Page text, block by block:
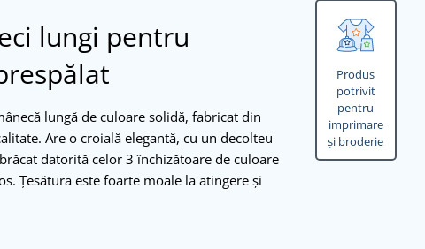
Produs
potrivit
pentru
imprimare
și broderie
lungi pentru
lungă de culoare solidă, fabricat din
Are o croială elegantă, cu un decolteu
datorită celor 3 închizătoare de culoare
Țesătura este foarte moale la atingere și